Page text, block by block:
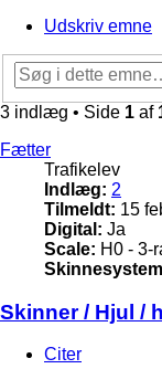
Udskriv emne
3 indlæg • Side 1 af
Fætter
Trafikelev
Indlæg: 2
Tilmeldt: 15
Digital: Ja
Scale: H0 - 3-
Skinner / Hjul /
Citer